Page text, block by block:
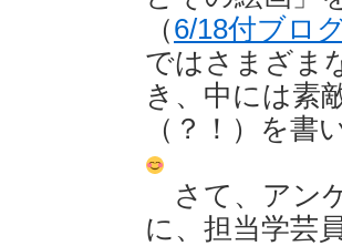
（6/18付ブロ
ではさまざま
き、中には素
（？！）を
さて、アン
に、担当学芸